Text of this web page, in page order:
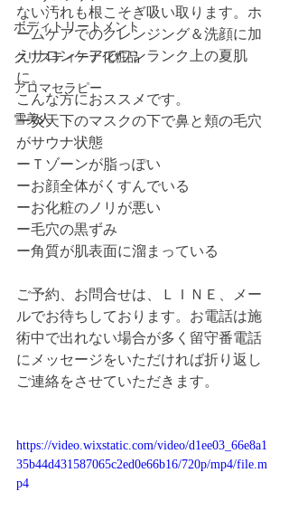
ボディトリートメント
クリスティーナ化粧品
アロマセラピー
雪美人
ない汚れも根こそぎ吸い取ります。ホ
ームケアでのクレンジング＆洗顔に加
えサロンケアでワンランク上の夏肌
に。
こんな方におススメです。
ー炎天下のマスクの下で鼻と頬の毛穴
がサウナ状態
ーＴゾーンが脂っぽい
ーお顔全体がくすんでいる
ーお化粧のノリが悪い
ー毛穴の黒ずみ
ー角質が肌表面に溜まっている
ご予約、お問合せは、ＬＩＮＥ、メー
ルでお待ちしております。お電話は施
術中で出れない場合が多く留守番電話
にメッセージをいただければ折り返し
ご連絡をさせていただきます。
https://video.wixstatic.com/video/d1ee03_66e8a1
35b44d431587065c2ed0e66b16/720p/mp4/file.m
p4